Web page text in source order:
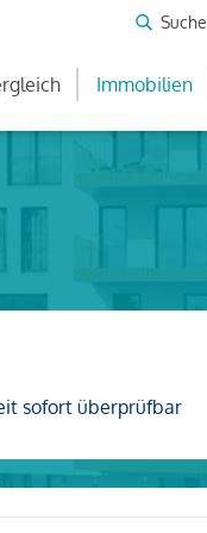
Suche
Immobilien
sofort überprüfbar